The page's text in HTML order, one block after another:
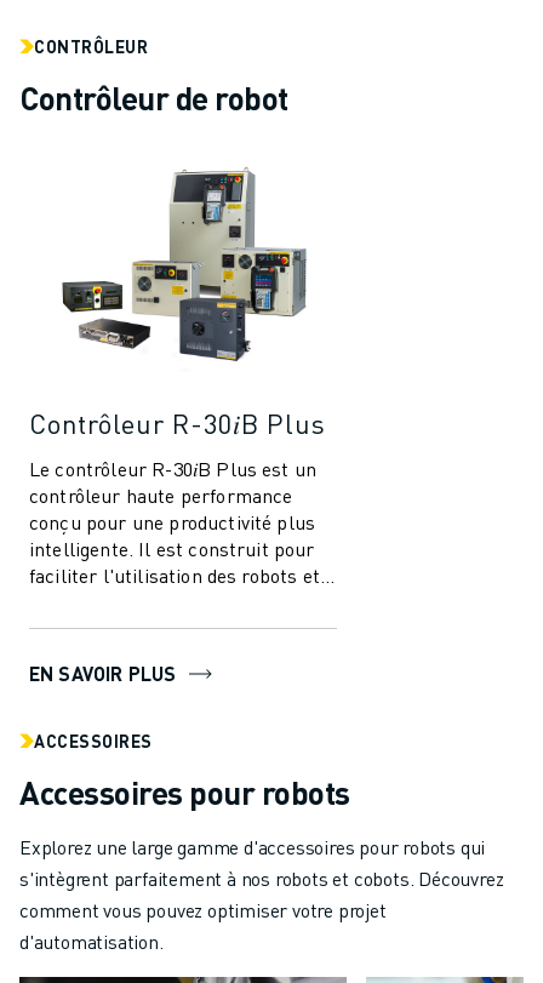
CONTACT
LOCALISATION DES SITES
CONTRÔLEUR
Contrôleur de robot
Contrôleur R-30𝑖B Plus
Le contrôleur R-30𝑖B Plus est un
contrôleur haute performance
conçu pour une productivité plus
intelligente. Il est construit pour
faciliter l'utilisation des robots et
EN SAVOIR PLUS
ACCESSOIRES
Accessoires pour robots
Explorez une large gamme d'accessoires pour robots qui
s'intègrent parfaitement à nos robots et cobots. Découvrez
comment vous pouvez optimiser votre projet
d'automatisation.